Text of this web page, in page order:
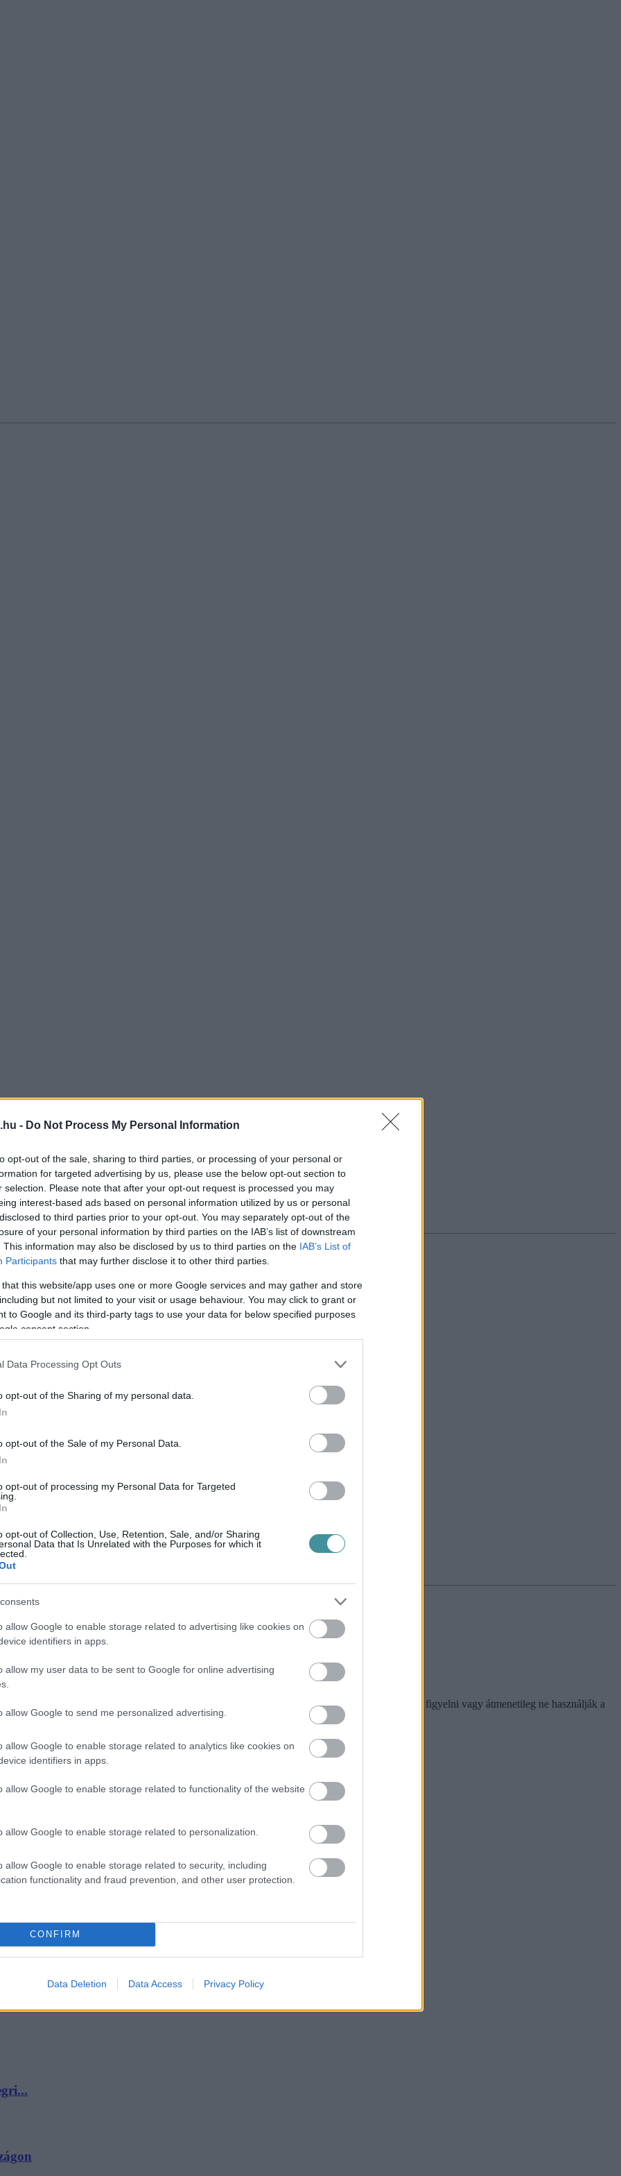
- Do Not Process My Personal Information
opt-out of the sale, sharing to third parties, or processing of your personal or
for targeted advertising by us, please use the below opt-out section to
selection. Please note that after your opt-out request is processed you may
interest-based ads based on personal information utilized by us or personal
to third parties prior to your opt-out. You may separately opt-out of the
of your personal information by third parties on the IAB’s list of downstream
This information may also be disclosed by us to third parties on the IAB’s List of
Participants that may further disclose it to other third parties.
that this website/app uses one or more Google services and may gather and store
but not limited to your visit or usage behaviour. You may click to grant or
to Google and its third-party tags to use your data for below specified purposes
consent section.
Data Processing Opt Outs
opt-out of the Sharing of my personal data.
opt-out of the Sale of my Personal Data.
opt-out of processing my Personal Data for Targeted
opt-out of Collection, Use, Retention, Sale, and/or Sharing
Data that Is Unrelated with the Purposes for which it
allow Google to enable storage related to advertising like cookies on
identifiers in apps.
allow my user data to be sent to Google for online advertising
allow Google to send me personalized advertising.
allow Google to enable storage related to analytics like cookies on
identifiers in apps.
allow Google to enable storage related to functionality of the website
allow Google to enable storage related to personalization.
allow Google to enable storage related to security, including
functionality and fraud prevention, and other user protection.
CONFIRM
Data Deletion Data Access Privacy Policy
ki a kiszáradó Eg...
prémium, amely már nem...
amely a Rapid Wi...
70 millió forintos fejl...
és a hozzá írt tájékoztatás szerint a problémát már jelezték az illetékeseknek, de azért jó lesz figyelni vagy átmenetileg ne használják a
ÜGYEK Google Hírek oldalán!
p...